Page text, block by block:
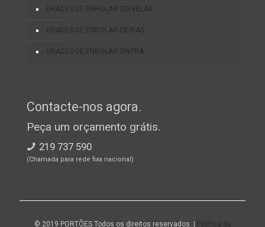
GRADES DE ENROLAR ODIVELAS
GRADES DE ENROLAR OEIRAS
GRADES DE ENROLAR SINTRA
Contacte-nos agora.
Peça um orçamento grátis.
219 737 590
(Chamada para rede fixa nacional)
© 2019 PORTÕES Todos os direitos reservados. | Política de